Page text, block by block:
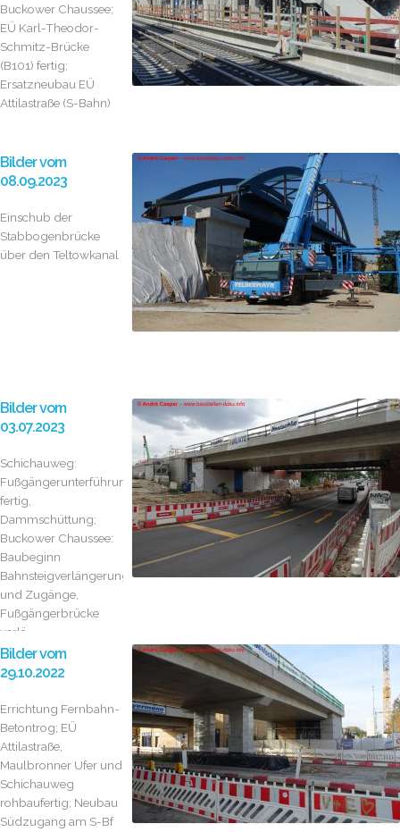
Buckower Chaussee;
EÜ Karl-Theodor-
Schmitz-Brücke
(B101) fertig;
Ersatzneubau EÜ
Attilastraße (S-Bahn)
Bilder vom
08.09.2023
Einschub der
Stabbogenbrücke
über den Teltowkanal
Bilder vom
03.07.2023
Schichauweg:
Fußgängerunterführung
fertig,
Dammschüttung;
Buckower Chaussee:
Baubeginn
Bahnsteigverlängerung
und Zugänge,
Fußgängerbrücke
verlä...
Bilder vom
29.10.2022
Errichtung Fernbahn-
Betontrog; EÜ
Attilastraße,
Maulbronner Ufer und
Schichauweg
rohbaufertig; Neubau
Südzugang am S-Bf